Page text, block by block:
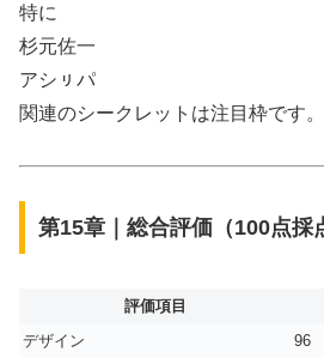
特に
杉元佐一
アシㇼパ
関連のシークレットは注目枠です。
第15章｜総合評価（100点採
評価項目
デザイン
96